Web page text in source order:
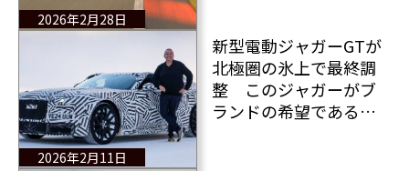
2026年2月28日
2026年2月11日
新型電動ジャガーGTが
北極圏の氷上で最終調
整 このジャガーがブ
ランドの希望である理